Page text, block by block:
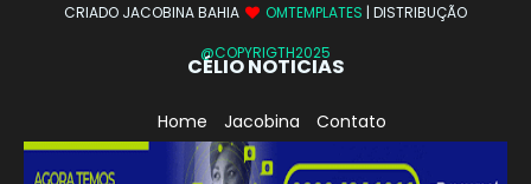
CRIADO JACOBINA BAHIA OMTEMPLATES | DISTRIBUÇÃO
@COPYRIGTH2025
CÉLIO NOTICIAS
Home Jacobina Contato